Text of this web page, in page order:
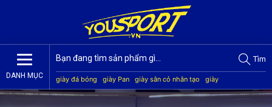
DANH MỤC
Tìm
giày đá bóng giày Pan giày sân cỏ nhân tạo
giày
Jogarbola
giày Mitre giày Akka quần áo bóng đá
giày